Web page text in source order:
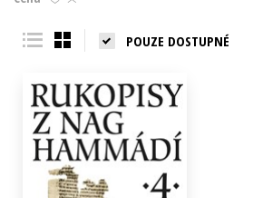
Young adult (SK)
POUZE DOSTUPNÉ